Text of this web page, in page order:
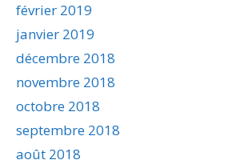
février 2019
janvier 2019
décembre 2018
novembre 2018
octobre 2018
septembre 2018
août 2018